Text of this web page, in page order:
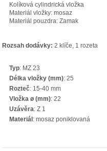
Kolíková cylindrická vložka
Materiál vložky: mosaz
Materiál pouzdra: Zamak
Rozsah dodávky: 2 klíče, 1 rozeta
Typ: MZ 23
Délka vložky (mm): 25
Rozteč: 15-40 mm
Vložka ø (mm): 22
Uzávěra: Z 1
Materiál: mosaz poniklovaná